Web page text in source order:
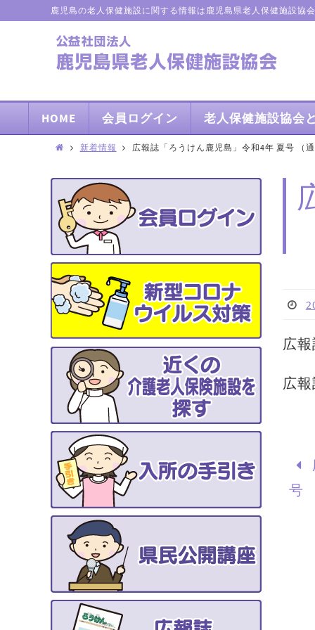
鹿児島の老人保健施設に関する情報は鹿児島県老人保健施設協
HOME 会員ログイン 老人保健施設協会
新着情報 広報誌「ろうけん鹿児島」令和4年 夏号 （
広
広
号